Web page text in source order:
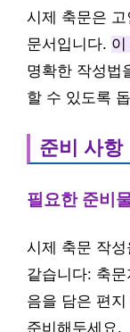
시제 축문은
문서입니다.
명확한 작성법
할 수 있도록
준비 사항
필요한 준비
시제 축문 작
같습니다: 축
음을 담은 편
준비해두세요.